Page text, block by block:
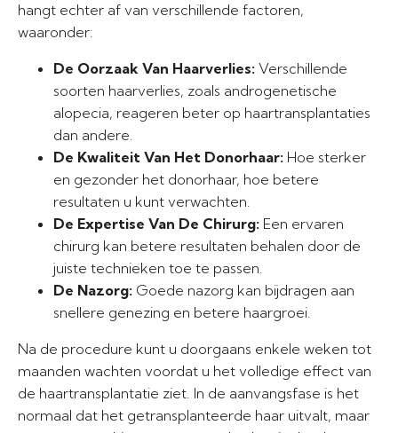
hangt echter af van verschillende factoren,
waaronder:
De Oorzaak Van Haarverlies: Verschillende
soorten haarverlies, zoals androgenetische
alopecia, reageren beter op haartransplantaties
dan andere.
De Kwaliteit Van Het Donorhaar: Hoe sterker
en gezonder het donorhaar, hoe betere
resultaten u kunt verwachten.
De Expertise Van De Chirurg: Een ervaren
chirurg kan betere resultaten behalen door de
juiste technieken toe te passen.
De Nazorg: Goede nazorg kan bijdragen aan
snellere genezing en betere haargroei.
Na de procedure kunt u doorgaans enkele weken tot
maanden wachten voordat u het volledige effect van
de haartransplantatie ziet. In de aanvangsfase is het
normaal dat het getransplanteerde haar uitvalt, maar